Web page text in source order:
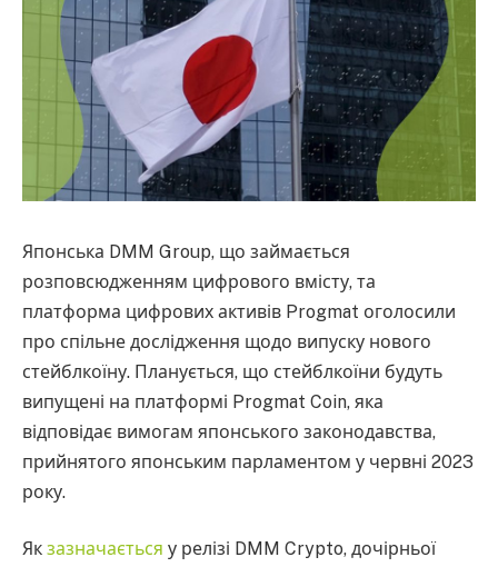
Японська DMM Group, що займається
розповсюдженням цифрового вмісту, та
платформа цифрових активів Progmat оголосили
про спільне дослідження щодо випуску нового
стейблкоїну. Планується, що стейблкоїни будуть
випущені на платформі Progmat Coin, яка
відповідає вимогам японського законодавства,
прийнятого японським парламентом у червні 2023
року.
Як зазначається у релізі DMM Crypto, дочірньої